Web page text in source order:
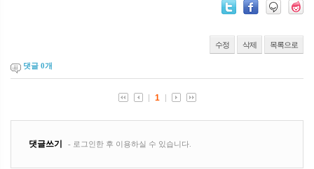
수정 삭제 목록으로
댓글 0개